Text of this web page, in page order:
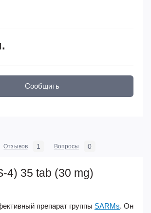
Сообщить
Отзывов 1 Вопросы 0
4) 35 tab (30 mg)
препарат группы SARMs. Он